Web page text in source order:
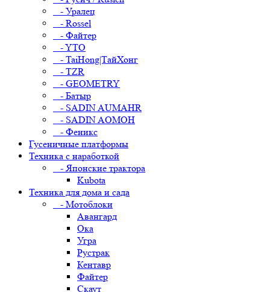
- Уралец
- Rossel
- Файтер
- YTO
- TaiHong|ТайХонг
- TZR
- GEOMETRY
- Батыр
- SADIN AUMAHR
- SADIN AOMOH
- Феникс
Гусеничные платформы
Техника с наработкой
- Японские трактора
Kubota
Техника для дома и сада
- Мотоблоки
Авангард
Ока
Угра
Рустрак
Кентавр
Файтер
Скаут